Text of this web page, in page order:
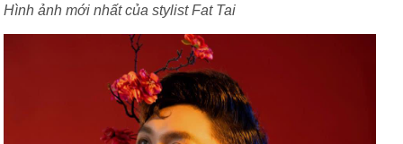
Hình ảnh mới nhất của stylist Fat Tai